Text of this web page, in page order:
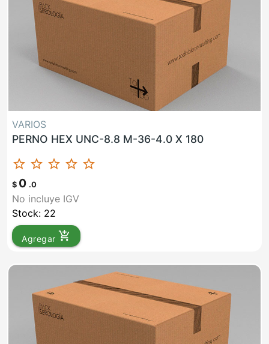
VARIOS
PERNO HEX UNC-8.8 M-36-4.0 X 180
star_border star_border star_border star_border star_border
$ 0 .0
No incluye IGV
Stock: 22
Agregar add_shopping_cart